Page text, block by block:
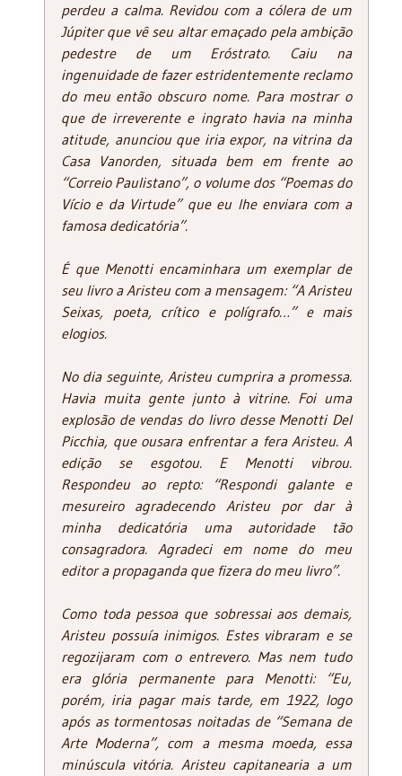
perdeu a calma. Revidou com a cólera de um
Júpiter que vê seu altar emaçado pela ambição
pedestre de um Eróstrato. Caiu na
ingenuidade de fazer estridentemente reclamo
do meu então obscuro nome. Para mostrar o
que de irreverente e ingrato havia na minha
atitude, anunciou que iria expor, na vitrina da
Casa Vanorden, situada bem em frente ao
“Correio Paulistano”, o volume dos “Poemas do
Vício e da Virtude” que eu lhe enviara com a
famosa dedicatória”.
É que Menotti encaminhara um exemplar de
seu livro a Aristeu com a mensagem: “A Aristeu
Seixas, poeta, crítico e polígrafo…” e mais
elogios.
No dia seguinte, Aristeu cumprira a promessa.
Havia muita gente junto à vitrine. Foi uma
explosão de vendas do livro desse Menotti Del
Picchia, que ousara enfrentar a fera Aristeu. A
edição se esgotou. E Menotti vibrou.
Respondeu ao repto: “Respondi galante e
mesureiro agradecendo Aristeu por dar à
minha dedicatória uma autoridade tão
consagradora. Agradeci em nome do meu
editor a propaganda que fizera do meu livro”.
Como toda pessoa que sobressai aos demais,
Aristeu possuía inimigos. Estes vibraram e se
regozijaram com o entrevero. Mas nem tudo
era glória permanente para Menotti: “Eu,
porém, iria pagar mais tarde, em 1922, logo
após as tormentosas noitadas de “Semana de
Arte Moderna”, com a mesma moeda, essa
minúscula vitória. Aristeu capitanearia a um